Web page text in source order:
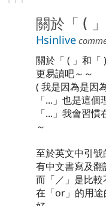
關於「 (
Hsinlive
關於「 ( 」和「
更易讀吧～～
( 我是因為是因
「...」也是這個
「...」我會習
～
至於英文中引
有中文書寫及
而「／」是比
在「or」的用途